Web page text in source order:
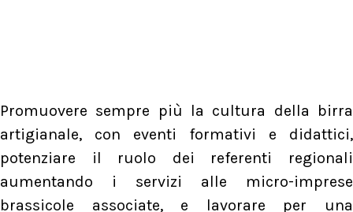
Promuovere sempre più la cultura della birra
artigianale, con eventi formativi e didattici,
potenziare il ruolo dei referenti regionali
aumentando i servizi alle micro-imprese
brassicole associate, e lavorare per una